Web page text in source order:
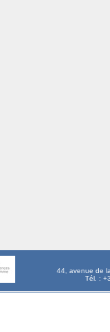
44, avenue de
Tél. :